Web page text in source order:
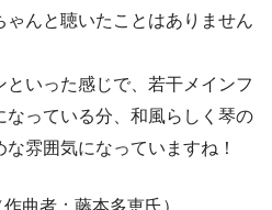
んと聴いたことはありません
といった感じで、若干メインフ
なっている分、和風らしく琴の
雰囲気になっていますね！